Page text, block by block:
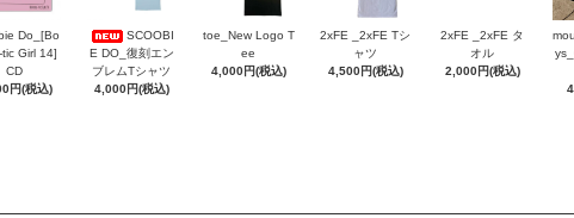
Do_[Bo
Girl 14]
CD
円(税込)
SCOOBI
E DO_復刻エン
ブレムTシャツ
4,000円(税込)
toe_New Logo T
ee
4,000円(税込)
2xFE _2xFE Tシ
ャツ
4,500円(税込)
2xFE _2xFE タ
オル
2,000円(税込)